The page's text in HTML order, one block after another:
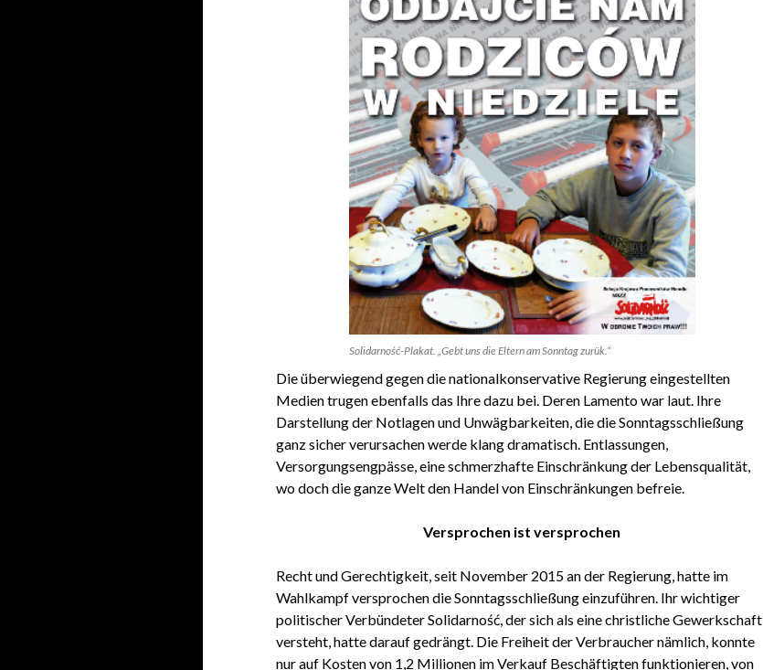
Solidarność-Plakat. „Gebt uns die Eltern am Sonntag zurük.“
Die überwiegend gegen die nationalkonservative Regierung eingestellten
Medien trugen ebenfalls das Ihre dazu bei. Deren Lamento war laut. Ihre
Darstellung der Notlagen und Unwägbarkeiten, die die Sonntagsschließung
ganz sicher verursachen werde klang dramatisch. Entlassungen,
Versorgungsengpässe, eine schmerzhafte Einschränkung der Lebensqualität,
wo doch die ganze Welt den Handel von Einschränkungen befreie.
Versprochen ist versprochen
Recht und Gerechtigkeit, seit November 2015 an der Regierung, hatte im
Wahlkampf versprochen die Sonntagsschließung einzuführen. Ihr wichtiger
politischer Verbündeter Solidarność, der sich als eine christliche Gewerkschaft
versteht, hatte darauf gedrängt. Die Freiheit der Verbraucher nämlich, konnte
nur auf Kosten von 1,2 Millionen im Verkauf Beschäftigten funktionieren, von